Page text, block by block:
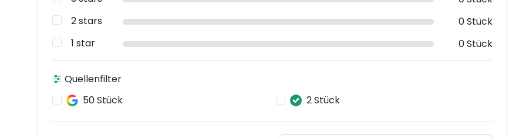
2 stars
0 Stück
1 star
0 Stück
Quellenfilter
50 Stück
2 Stück